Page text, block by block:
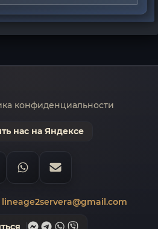
конфиденциальности
нас на Яндексе
lineage2servera@gmail.com